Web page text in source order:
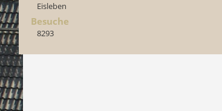
Eisleben
Besuche
8293